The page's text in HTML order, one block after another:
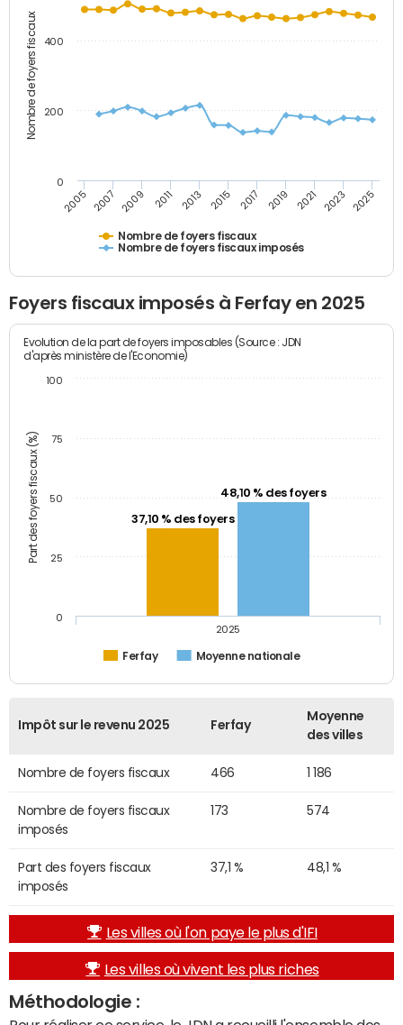
Nombre de foyers fiscaux
Nombre de foyers fiscaux
Nombre de foyers fiscaux imposés
2005 2007 2009 2011 2013 2015 2017 2019 2021 2023 2025
0
200
400
Foyers fiscaux imposés à Ferfay en 2025
Part des foyers fiscaux (%)
Evolution de la part de foyers imposables (Source : JDN
d'après ministère de l'Economie)
37,10 % des foyers
48,10 % des foyers
Ferfay Moyenne nationale
2025
0
25
50
75
100
Impôt sur le revenu 2025 Ferfay
Moyenne
des villes
Nombre de foyers fiscaux 466 1 186
Nombre de foyers fiscaux
imposés
173 574
Part des foyers fiscaux
imposés
37,1 % 48,1 %
Les villes où l'on paye le plus d'IFI
Les villes où vivent les plus riches
Méthodologie :